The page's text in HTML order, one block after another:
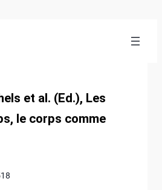
et al. (Ed.), Les
le corps comme